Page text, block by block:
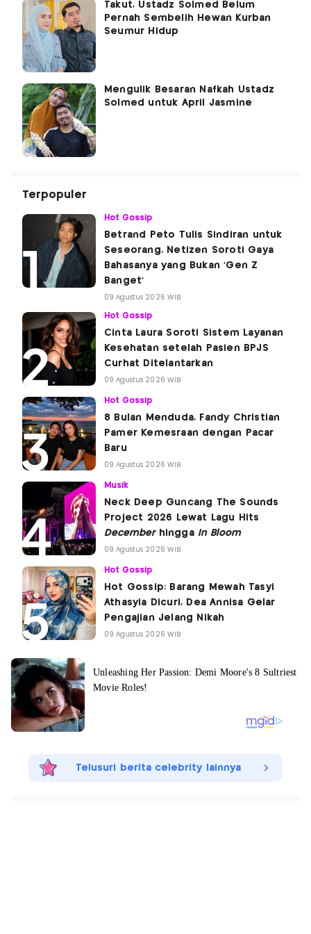
Takut, Ustadz Solmed Belum
Pernah Sembelih Hewan Kurban
Seumur Hidup
Mengulik Besaran Nafkah Ustadz
Solmed untuk April Jasmine
Terpopuler
Hot Gossip
Betrand Peto Tulis Sindiran untuk
Seseorang, Netizen Soroti Gaya
Bahasanya yang Bukan 'Gen Z
Banget'
09 Agustus 2026 WIB
Hot Gossip
Cinta Laura Soroti Sistem Layanan
Kesehatan setelah Pasien BPJS
Curhat Ditelantarkan
09 Agustus 2026 WIB
Hot Gossip
8 Bulan Menduda, Fandy Christian
Pamer Kemesraan dengan Pacar
Baru
09 Agustus 2026 WIB
Musik
Neck Deep Guncang The Sounds
Project 2026 Lewat Lagu Hits
Decemberhingga In Bloom
09 Agustus 2026 WIB
Hot Gossip
Hot Gossip: Barang Mewah Tasyi
Athasyia Dicuri, Dea Annisa Gelar
Pengajian Jelang Nikah
09 Agustus 2026 WIB
Telusuri berita celebrity lainnya